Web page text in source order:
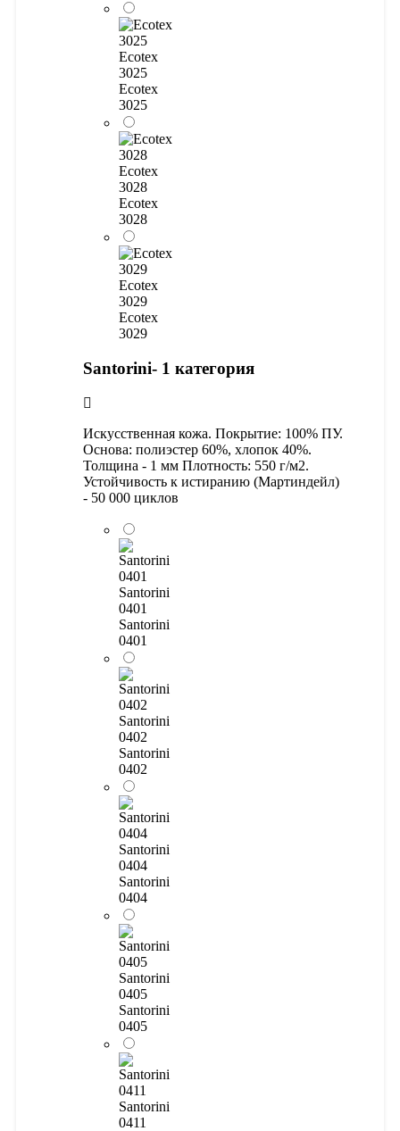
Ecotex
3025
Ecotex
3025
Ecotex
3028
Ecotex
3028
Ecotex
3029
Ecotex
3029
Santorini- 1 категория
Искусственная кожа. Покрытие: 100% ПУ.
Основа: полиэстер 60%, хлопок 40%.
Толщина - 1 мм Плотность: 550 г/м2.
Устойчивость к истиранию (Мартиндейл)
- 50 000 циклов
Santorini
0401
Santorini
0401
Santorini
0402
Santorini
0402
Santorini
0404
Santorini
0404
Santorini
0405
Santorini
0405
Santorini
0411